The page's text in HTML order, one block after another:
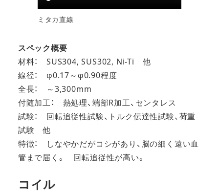
ミタカ直線
スペック概要
材料： SUS304, SUS302, Ni-Ti 他
線径： φ0.17～φ0.90程度
全長： ～3,300mm
付随加工： 熱処理、端部R加工、センタレス
試験： 回転追従性試験、トルク伝達性試験、荷重
試験 他
特徴： しなやかだがコシがあり、脳の細く遠い血
管まで届く。 回転追従性が高い。
コイル